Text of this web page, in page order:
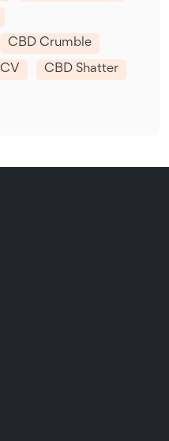
CBD Crumble
CBD Shatter